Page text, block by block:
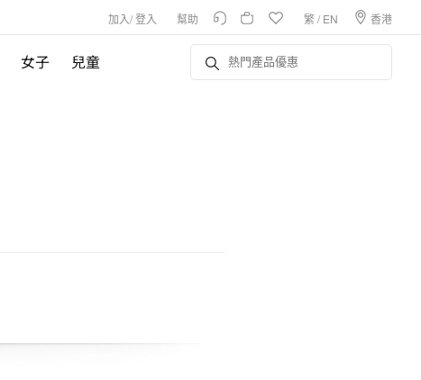
加入/登入 幫助 繁/ EN 香港
女子 兒童